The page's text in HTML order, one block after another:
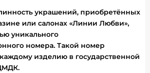
украшений, приобретённых
или салонах «Линии Любви»,
уникального
номера. Такой номер
изделию в государственной